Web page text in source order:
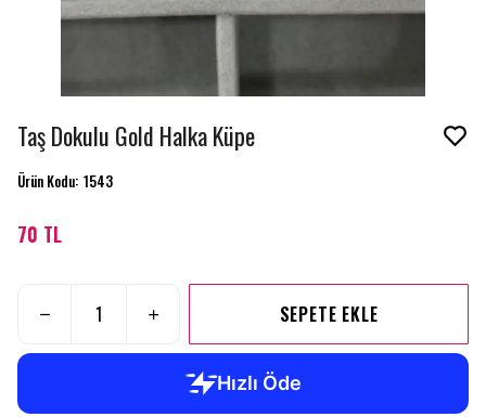
Taş Dokulu Gold Halka Küpe
Ürün Kodu: 1543
70 TL
SEPETE EKLE